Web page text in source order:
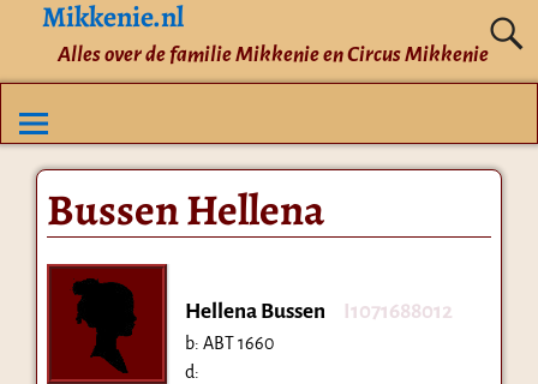
Mikkenie.nl
Alles over de familie Mikkenie en Circus Mikkenie
Bussen Hellena
Hellena Bussen I1071688012
b: ABT 1660
d: